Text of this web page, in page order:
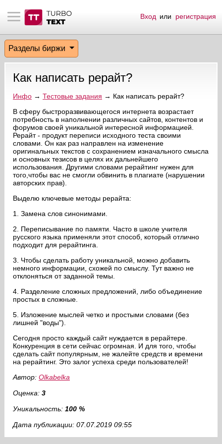
материалы
биржи
эфир
на сайте
пользователей
сообщения
по форуму
Вход или регистрация
Разделы биржи
Как написать рерайт?
Инфо→ Тестовые задания → Как написать рерайт?
В сферу быстроразвивающегося интернета возрастает
потребность в наполнении различных сайтов, контентов и
форумов своей уникальной интересной информацией.
Рерайт - продукт переписи исходного теста своими
словами. Он как раз направлен на изменение
оригинальных текстов с сохранением изначального смысла
и основных тезисов в целях их дальнейшего
использования. Другими словами рерайтинг нужен для
того,чтобы вас не смогли обвинить в плагиате (нарушении
авторских прав).
Выделю ключевые методы рерайта:
1. Замена слов синонимами.
2. Переписывание по памяти. Часто в школе учителя
русского языка применяли этот способ, который отлично
подходит для рерайтинга.
3. Чтобы сделать работу уникальной, можно добавить
немного информации, схожей по смыслу. Тут важно не
отклоняться от заданной темы.
4. Разделение сложных предложений, либо объединение
простых в сложные.
5. Изложение мыслей четко и простыми словами (без
лишней "воды").
Сегодня просто каждый сайт нуждается в рерайтере.
Конкуренция в сети сейчас огромная. И для того, чтобы
сделать сайт популярным, не жалейте средств и времени
на рерайтинг. Это залог успеха среди пользователей!
Автор: Olkabelka
Оценка: 3
Уникальность: 100 %
Дата публикации: 07.07.2019 09:55